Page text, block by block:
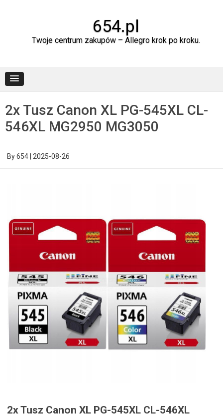
654.pl
Twoje centrum zakupów – Allegro krok po kroku.
2x Tusz Canon XL PG-545XL CL-
546XL MG2950 MG3050
By654 2025-08-26
2x Tusz Canon XL PG-545XL CL-546XL